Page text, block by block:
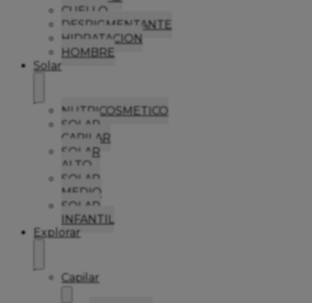
CUELLO
DESPIGMENTANTE
HIDRATACION
HOMBRE
Solar
NUTRICOSMETICO
SOLAR
CAPILAR
SOLAR
ALTO
SOLAR
MEDIO
SOLAR
INFANTIL
Explorar
Capilar